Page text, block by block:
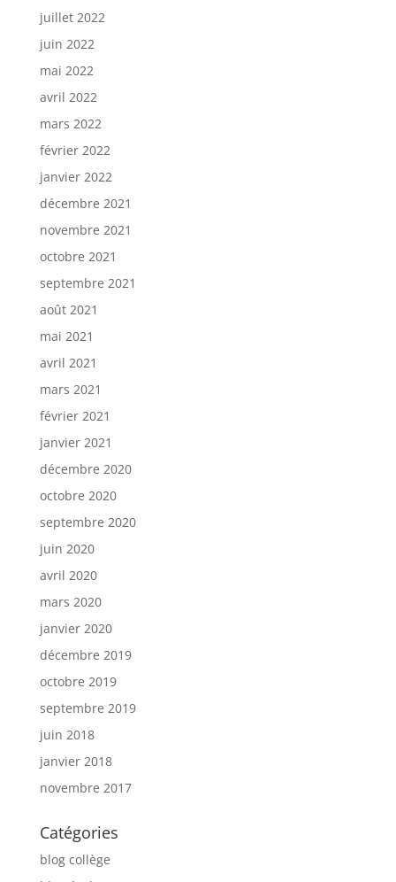
juillet 2022
juin 2022
mai 2022
avril 2022
mars 2022
février 2022
janvier 2022
décembre 2021
novembre 2021
octobre 2021
septembre 2021
août 2021
mai 2021
avril 2021
mars 2021
février 2021
janvier 2021
décembre 2020
octobre 2020
septembre 2020
juin 2020
avril 2020
mars 2020
janvier 2020
décembre 2019
octobre 2019
septembre 2019
juin 2018
janvier 2018
novembre 2017
Catégories
blog collège